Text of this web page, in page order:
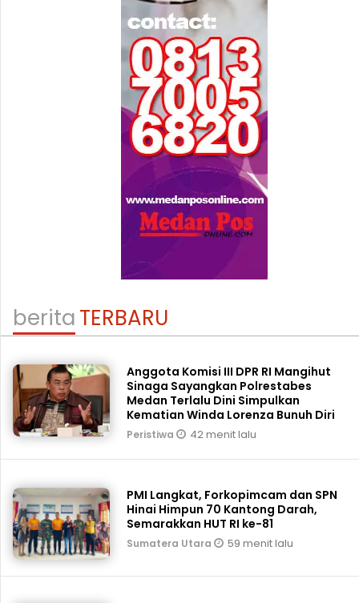
beritaTERBARU
Anggota Komisi III DPR RI Mangihut
Sinaga Sayangkan Polrestabes
Medan Terlalu Dini Simpulkan
Kematian Winda Lorenza Bunuh Diri
Peristiwa 42 menit lalu
PMI Langkat, Forkopimcam dan SPN
Hinai Himpun 70 Kantong Darah,
Semarakkan HUT RI ke-81
Sumatera Utara 59 menit lalu